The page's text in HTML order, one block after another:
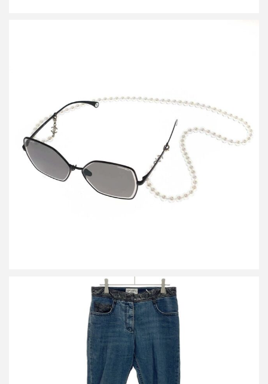
シャネル 4262 パールコード バタフライフレームサングラス